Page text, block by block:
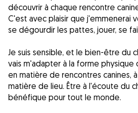
découvrir à chaque rencontre
C'est avec plaisir que j'emmenerai
se dégourdir les pattes, jouer, se
Je suis sensible, et le bien-être du
vais m'adapter à la forme physique
en matière de rencontres canines,
matière de lieu. Être à l'écoute du
bénéfique pour tout le monde.